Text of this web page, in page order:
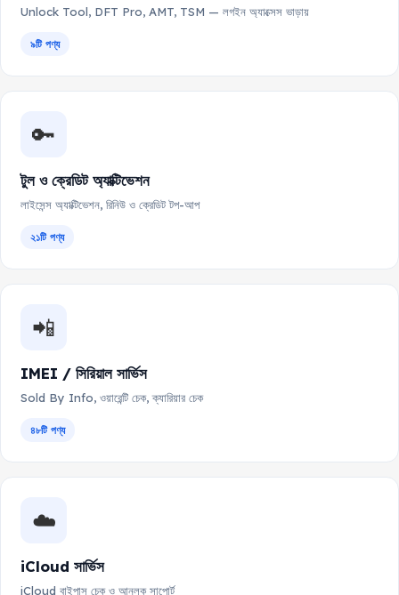
Unlock Tool, DFT Pro, AMT, TSM — লগইন অ্যাক্সেস ভাড়ায়
৯টি পণ্য
🔑
টুল ও ক্রেডিট অ্যাক্টিভেশন
লাইসেন্স অ্যাক্টিভেশন, রিনিউ ও ক্রেডিট টপ-আপ
২১টি পণ্য
📲
IMEI / সিরিয়াল সার্ভিস
Sold By Info, ওয়ারেন্টি চেক, ক্যারিয়ার চেক
৪৮টি পণ্য
☁️
iCloud সার্ভিস
iCloud বাইপাস চেক ও আনলক সাপোর্ট